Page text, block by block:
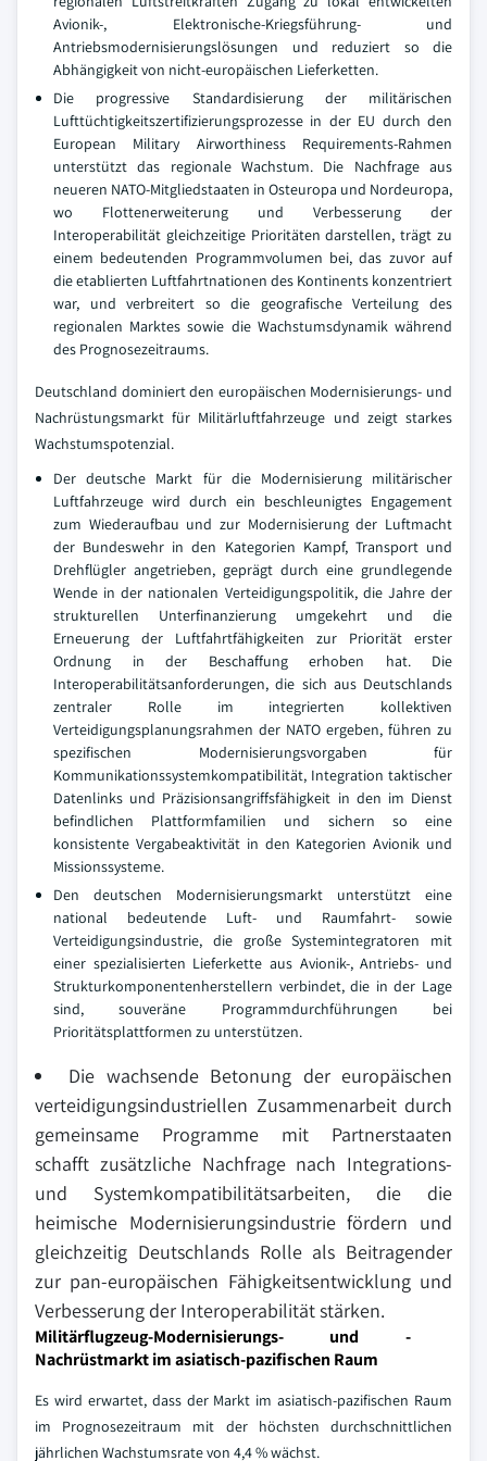
Avionik-, Elektronische-Kriegsführung- und
Antriebsmodernisierungslösungen und reduziert so die
Abhängigkeit von nicht-europäischen Lieferketten.
Die progressive Standardisierung der militärischen
Lufttüchtigkeitszertifizierungsprozesse in der EU durch den
European Military Airworthiness Requirements-Rahmen
unterstützt das regionale Wachstum. Die Nachfrage aus
neueren NATO-Mitgliedstaaten in Osteuropa und Nordeuropa,
wo Flottenerweiterung und Verbesserung der
Interoperabilität gleichzeitige Prioritäten darstellen, trägt zu
einem bedeutenden Programmvolumen bei, das zuvor auf
die etablierten Luftfahrtnationen des Kontinents konzentriert
war, und verbreitert so die geografische Verteilung des
regionalen Marktes sowie die Wachstumsdynamik während
des Prognosezeitraums.
Deutschland dominiert den europäischen Modernisierungs- und
Nachrüstungsmarkt für Militärluftfahrzeuge und zeigt starkes
Wachstumspotenzial.
Der deutsche Markt für die Modernisierung militärischer
Luftfahrzeuge wird durch ein beschleunigtes Engagement
zum Wiederaufbau und zur Modernisierung der Luftmacht
der Bundeswehr in den Kategorien Kampf, Transport und
Drehflügler angetrieben, geprägt durch eine grundlegende
Wende in der nationalen Verteidigungspolitik, die Jahre der
strukturellen Unterfinanzierung umgekehrt und die
Erneuerung der Luftfahrtfähigkeiten zur Priorität erster
Ordnung in der Beschaffung erhoben hat. Die
Interoperabilitätsanforderungen, die sich aus Deutschlands
zentraler Rolle im integrierten kollektiven
Verteidigungsplanungsrahmen der NATO ergeben, führen zu
spezifischen Modernisierungsvorgaben für
Kommunikationssystemkompatibilität, Integration taktischer
Datenlinks und Präzisionsangriffsfähigkeit in den im Dienst
befindlichen Plattformfamilien und sichern so eine
konsistente Vergabeaktivität in den Kategorien Avionik und
Missionssysteme.
Den deutschen Modernisierungsmarkt unterstützt eine
national bedeutende Luft- und Raumfahrt- sowie
Verteidigungsindustrie, die große Systemintegratoren mit
einer spezialisierten Lieferkette aus Avionik-, Antriebs- und
Strukturkomponentenherstellern verbindet, die in der Lage
sind, souveräne Programmdurchführungen bei
Prioritätsplattformen zu unterstützen.
Die wachsende Betonung der europäischen
verteidigungsindustriellen Zusammenarbeit durch
gemeinsame Programme mit Partnerstaaten
schafft zusätzliche Nachfrage nach Integrations-
und Systemkompatibilitätsarbeiten, die die
heimische Modernisierungsindustrie fördern und
gleichzeitig Deutschlands Rolle als Beitragender
zur pan-europäischen Fähigkeitsentwicklung und
Verbesserung der Interoperabilität stärken.
Militärflugzeug-Modernisierungs- und -
Nachrüstmarkt im asiatisch-pazifischen Raum
Es wird erwartet, dass der Markt im asiatisch-pazifischen Raum
im Prognosezeitraum mit der höchsten durchschnittlichen
jährlichen Wachstumsrate von 4,4 % wächst.